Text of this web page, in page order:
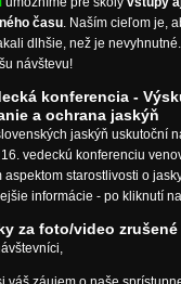
času. Naším cieľom je,
dlhšie, než je
návštevu!
konferencia -
a ochrana jaskýň
jaskýň uskutoční
vedeckú konferenciu
aspektom starostlivosti o
informácie - po kliknutí
za foto/video zrušené